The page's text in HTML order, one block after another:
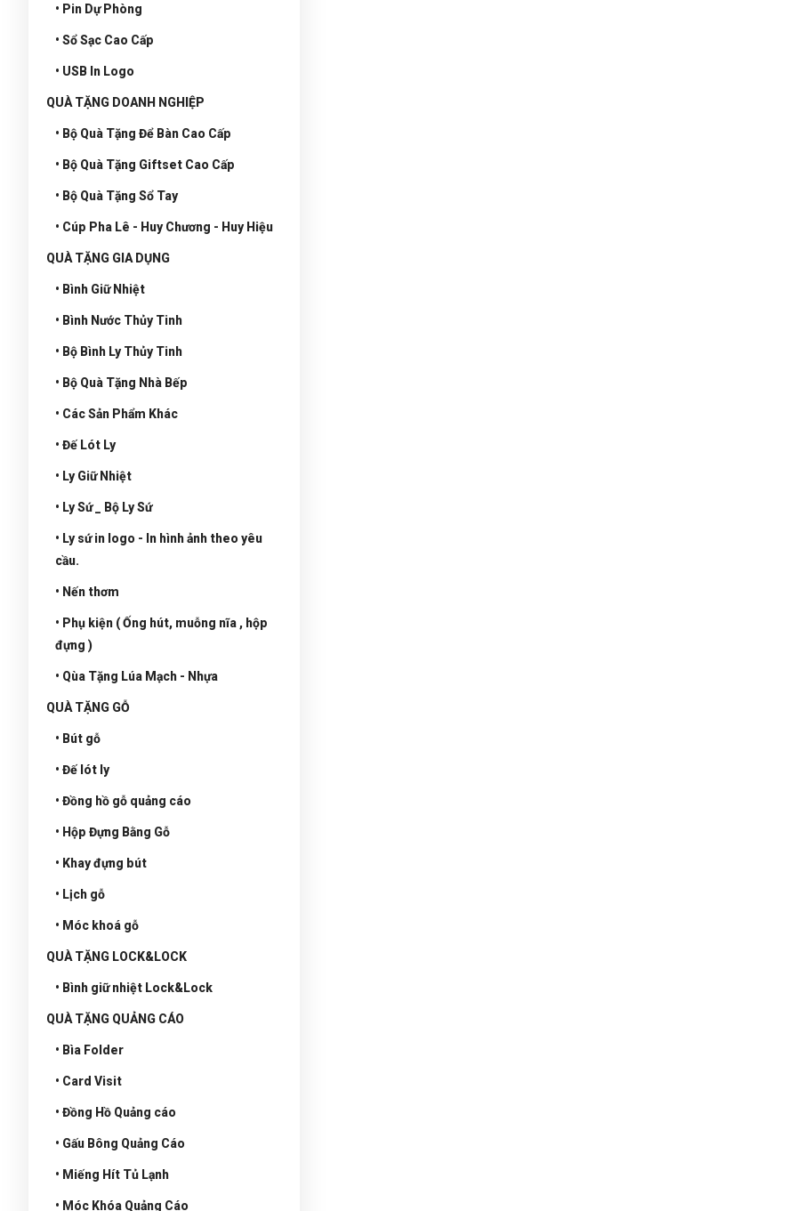
• Pin Dự Phòng
• Sổ Sạc Cao Cấp
• USB In Logo
QUÀ TẶNG DOANH NGHIỆP
• Bộ Quà Tặng Để Bàn Cao Cấp
• Bộ Quà Tặng Giftset Cao Cấp
• Bộ Quà Tặng Sổ Tay
• Cúp Pha Lê - Huy Chương - Huy Hiệu
QUÀ TẶNG GIA DỤNG
• Bình Giữ Nhiệt
• Bình Nước Thủy Tinh
• Bộ Bình Ly Thủy Tinh
• Bộ Quà Tặng Nhà Bếp
• Các Sản Phẩm Khác
• Đế Lót Ly
• Ly Giữ Nhiệt
• Ly Sứ _ Bộ Ly Sứ
• Ly sứ in logo - In hình ảnh theo yêu
cầu.
• Nến thơm
• Phụ kiện ( Ống hút, muỗng nĩa , hộp
đựng )
• Qùa Tặng Lúa Mạch - Nhựa
QUÀ TẶNG GỖ
• Bút gỗ
• Đế lót ly
• Đồng hồ gỗ quảng cáo
• Hộp Đựng Bằng Gỗ
• Khay đựng bút
• Lịch gỗ
• Móc khoá gỗ
QUÀ TẶNG LOCK&LOCK
• Bình giữ nhiệt Lock&Lock
QUÀ TẶNG QUẢNG CÁO
• Bìa Folder
• Card Visit
• Đồng Hồ Quảng cáo
• Gấu Bông Quảng Cáo
• Miếng Hít Tủ Lạnh
• Móc Khóa Quảng Cáo